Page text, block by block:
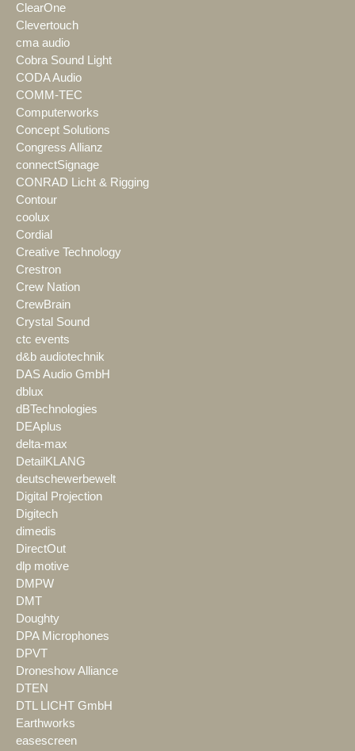
ClearOne
Clevertouch
cma audio
Cobra Sound Light
CODA Audio
COMM-TEC
Computerworks
Concept Solutions
Congress Allianz
connectSignage
CONRAD Licht & Rigging
Contour
coolux
Cordial
Creative Technology
Crestron
Crew Nation
CrewBrain
Crystal Sound
ctc events
d&b audiotechnik
DAS Audio GmbH
dblux
dBTechnologies
DEAplus
delta-max
DetailKLANG
deutschewerbewelt
Digital Projection
Digitech
dimedis
DirectOut
dlp motive
DMPW
DMT
Doughty
DPA Microphones
DPVT
Droneshow Alliance
DTEN
DTL LICHT GmbH
Earthworks
easescreen